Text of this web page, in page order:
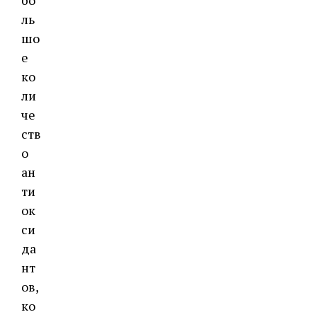
ль
шо
е
ко
ли
че
ств
о
ан
ти
ок
си
да
нт
ов,
ко